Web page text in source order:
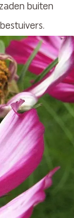
buiten